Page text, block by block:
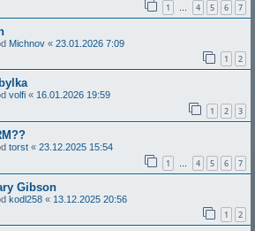
1 … 4 5 6 7
Michnov « 23.01.2026 7:09
1 2
volfi « 16.01.2026 19:59
1 2 3
torst « 23.12.2025 15:54
1 4 5 6 7
Gibson
kodl258 « 13.12.2025 20:56
1 2